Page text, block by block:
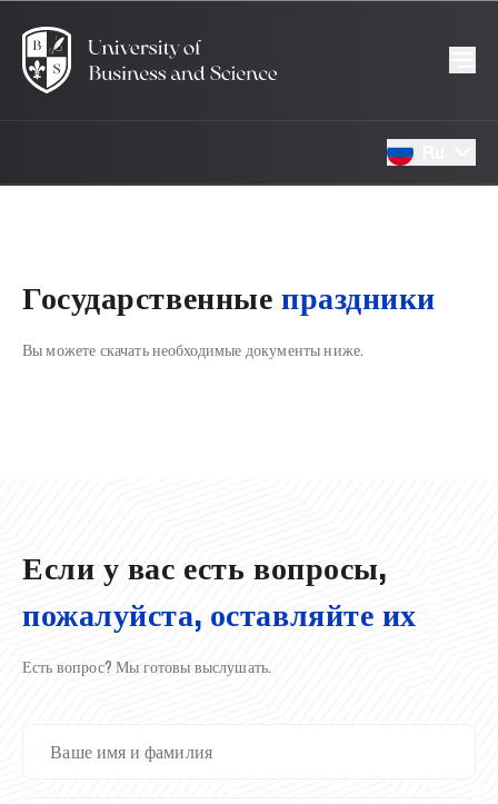
Государственные праздники
Вы можете скачать необходимые документы ниже.
Если у вас есть вопросы,
пожалуйста, оставляйте их
Есть вопрос? Мы готовы выслушать.